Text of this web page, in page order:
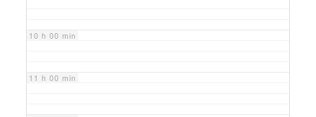
10 h 00 min
11 h 00 min